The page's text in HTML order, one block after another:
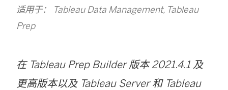
适用于： Tableau Data Management, Tableau
Prep
在 Tableau Prep Builder 版本 2021.4.1 及
更高版本以及 Tableau Server 和 Tableau